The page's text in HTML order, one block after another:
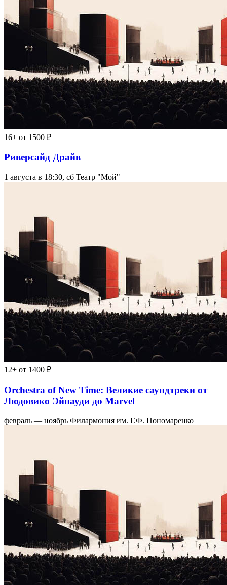
16+ от 1500 ₽
Риверсайд Драйв
1 августа в 18:30, сб Театр "Мой"
12+ от 1400 ₽
Orchestra of New Time: Великие саундтреки от
Людовико Эйнауди до Marvel
февраль — ноябрь Филармония им. Г.Ф. Пономаренко